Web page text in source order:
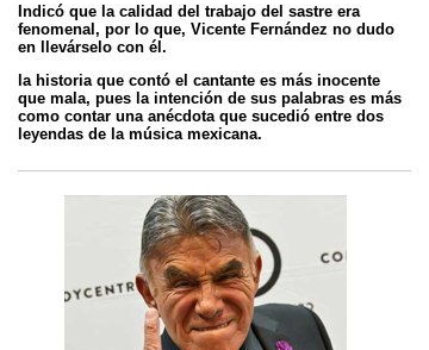
Indicó que la calidad del trabajo del sastre era
fenomenal, por lo que, Vicente Fernández no dudo
en llevárselo con él.
la historia que contó el cantante es más inocente
que mala, pues la intención de sus palabras es más
como contar una anécdota que sucedió entre dos
leyendas de la música mexicana.